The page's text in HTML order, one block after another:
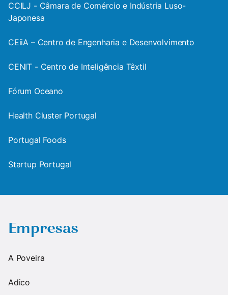
CCILJ - Câmara de Comércio e Indústria Luso-
Japonesa
CEiiA – Centro de Engenharia e Desenvolvimento
CENIT - Centro de Inteligência Têxtil
Fórum Oceano
Health Cluster Portugal
Portugal Foods
Startup Portugal
Empresas
A Poveira
Adico